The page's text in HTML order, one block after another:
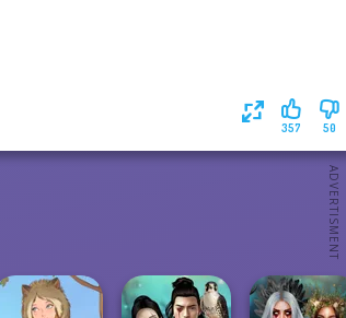
50
357